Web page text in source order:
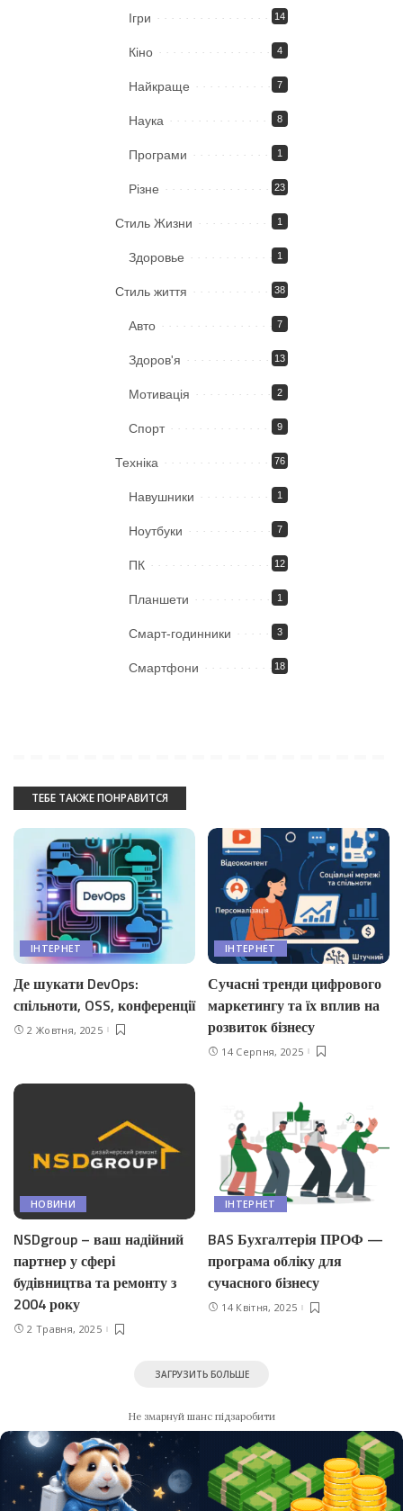
Ігри 14
Кіно 4
Найкраще 7
Наука 8
Програми 1
Різне 23
Стиль Жизни 1
Здоровье 1
Стиль життя 38
Авто 7
Здоров'я 13
Мотивація 2
Спорт 9
Техніка 76
Навушники 1
Ноутбуки 7
ПК 12
Планшети 1
Смарт-годинники 3
Смартфони 18
ТЕБЕ ТАКЖЕ ПОНРАВИТСЯ
IНТЕРНЕТ
Де шукати DevOps:
спільноти, OSS, конференції
2 Жовтня, 2025
IНТЕРНЕТ
Сучасні тренди цифрового
маркетингу та їх вплив на
розвиток бізнесу
14 Серпня, 2025
НОВИНИ
NSDgroup – ваш надійний
партнер у сфері
будівництва та ремонту з
2004 року
2 Травня, 2025
IНТЕРНЕТ
BAS Бухгалтерія ПРОФ —
програма обліку для
сучасного бізнесу
14 Квітня, 2025
ЗАГРУЗИТЬ БОЛЬШЕ
Не змарнуй шанс підзаробити